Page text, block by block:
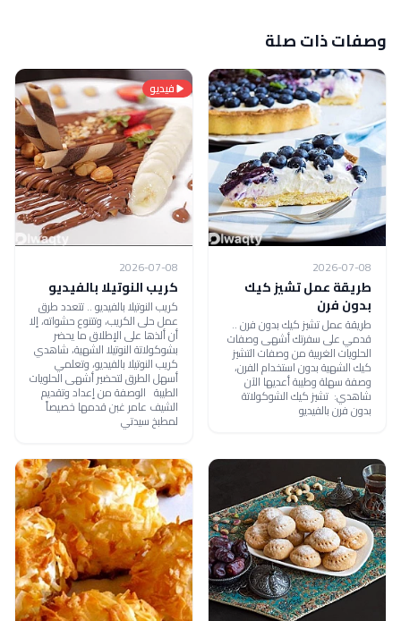
وصفات ذات صلة
2026-07-08
طريقة عمل تشيز كيك
بدون فرن
طريقة عمل تشيز كيك بدون فرن ..
قدمي على سفرتك أشهى وصفات
الحلويات الغربية من وصفات التشيز
كيك الشهية بدون استخدام الفرن،
وصفة سهلة وطيبة أعديها الآن
شاهدي: تشيز كيك الشوكولاتة
بدون فرن بالفيديو
فيديو
2026-07-08
كريب النوتيلا بالفيديو
كريب النوتيلا بالفيديو .. تتعدد طرق
عمل حلى الكريب، وتتنوع حشواته، إلا
أن ألذها على الإطلاق ما يحضر
بشوكولاتة النوتيلا الشهية، شاهدي
كريب النوتيلا بالفيديو، وتعلمي
أسهل الطرق لتحضير أشهى الحلويات
الطيبة الوصفة من إعداد وتقديم
الشيف عامر غبن قدمها خصيصاً
لمطبخ سيدتي